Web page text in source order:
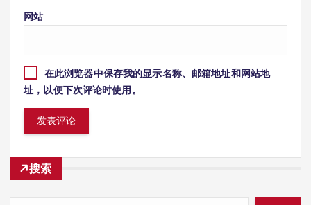
网站
在此浏览器中保存我的显示名称、邮箱地址和网站地
址，以便下次评论时使用。
搜索